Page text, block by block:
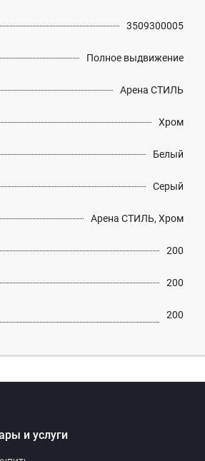
3509300005
Полное выдвижение
Арена СТИЛЬ
Хром
Белый
Серый
Арена СТИЛЬ, Хром
200
200
200
и услуги